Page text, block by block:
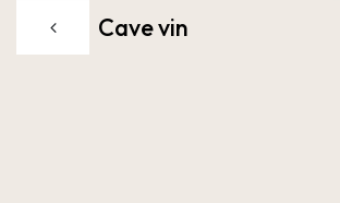
Cave vin